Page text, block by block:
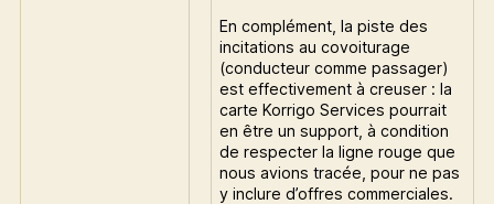
En complément, la piste des
incitations au covoiturage
(conducteur comme passager)
est effectivement à creuser : la
carte Korrigo Services pourrait
en être un support, à condition
de respecter la ligne rouge que
nous avions tracée, pour ne pas
y inclure d’offres commerciales.